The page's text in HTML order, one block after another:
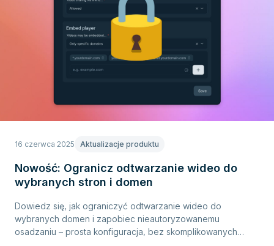
16 czerwca 2025 Aktualizacje produktu
Nowość: Ogranicz odtwarzanie wideo do
wybranych stron i domen
Dowiedz się, jak ograniczyć odtwarzanie wideo do
wybranych domen i zapobiec nieautoryzowanemu
osadzaniu – prosta konfiguracja, bez skomplikowanych